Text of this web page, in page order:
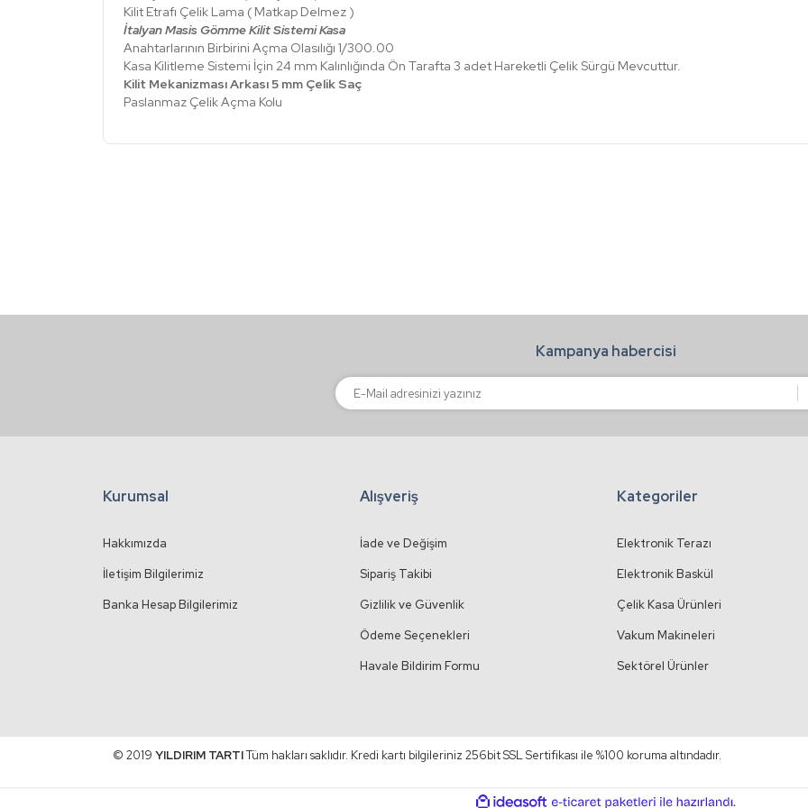
Kilit Etrafı Çelik Lama ( Matkap Delmez )
İtalyan Masis Gömme Kilit Sistemi Kasa
Anahtarlarının Birbirini Açma Olasılığı 1/300.00
Kasa Kilitleme Sistemi İçin 24 mm Kalınlığında Ön Tarafta 3 adet Hareketli Çelik Sürgü Mevcuttur.
Kilit Mekanizması Arkası 5 mm Çelik Saç
Paslanmaz Çelik Açma Kolu
Görüş ve önerileriniz için teşekkür ederiz.
Kampanya habercisi
Kurumsal
Hakkımızda
İletişim Bilgilerimiz
Banka Hesap Bilgilerimiz
Alışveriş
İade ve Değişim
Sipariş Takibi
Gizlilik ve Güvenlik
Ödeme Seçenekleri
Havale Bildirim Formu
Kategoriler
Elektronik Terazı
Elektronik Baskül
Çelik Kasa Ürünleri
Vakum Makineleri
Sektörel Ürünler
© 2019 YILDIRIM TARTITüm hakları saklıdır. Kredi kartı bilgileriniz 256bit SSL Sertifikası ile %100 koruma altındadır.
ideasoft e-